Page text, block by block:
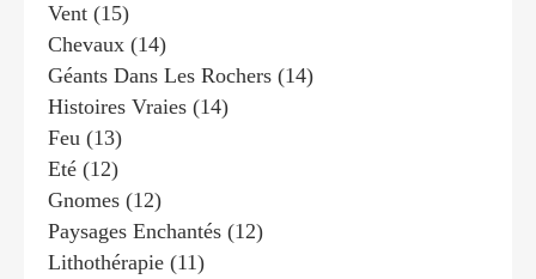
Vent (15)
Chevaux (14)
Géants Dans Les Rochers (14)
Histoires Vraies (14)
Feu (13)
Eté (12)
Gnomes (12)
Paysages Enchantés (12)
Lithothérapie (11)